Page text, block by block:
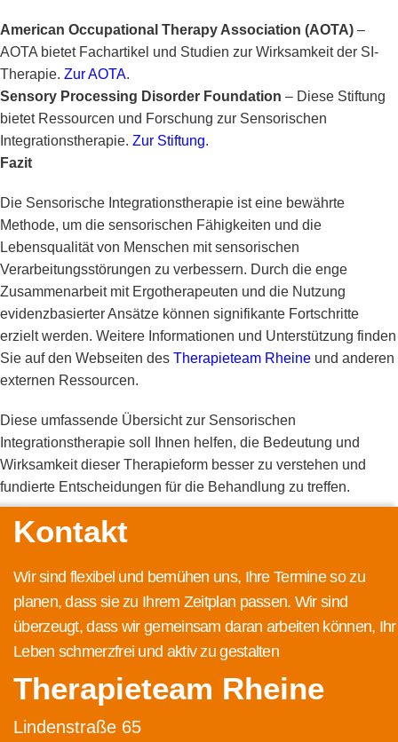
American Occupational Therapy Association (AOTA) –
AOTA bietet Fachartikel und Studien zur Wirksamkeit der SI-
Therapie. Zur AOTA.
Sensory Processing Disorder Foundation – Diese Stiftung
bietet Ressourcen und Forschung zur Sensorischen
Integrationstherapie. Zur Stiftung.
Fazit
Die Sensorische Integrationstherapie ist eine bewährte
Methode, um die sensorischen Fähigkeiten und die
Lebensqualität von Menschen mit sensorischen
Verarbeitungsstörungen zu verbessern. Durch die enge
Zusammenarbeit mit Ergotherapeuten und die Nutzung
evidenzbasierter Ansätze können signifikante Fortschritte
erzielt werden. Weitere Informationen und Unterstützung finden
Sie auf den Webseiten des Therapieteam Rheine und anderen
externen Ressourcen.
Diese umfassende Übersicht zur Sensorischen
Integrationstherapie soll Ihnen helfen, die Bedeutung und
Wirksamkeit dieser Therapieform besser zu verstehen und
fundierte Entscheidungen für die Behandlung zu treffen.
Kontakt
Wir sind flexibel und bemühen uns, Ihre Termine so zu
planen, dass sie zu Ihrem Zeitplan passen. Wir sind
überzeugt, dass wir gemeinsam daran arbeiten können, Ihr
Leben schmerzfrei und aktiv zu gestalten
Therapieteam Rheine
Lindenstraße 65